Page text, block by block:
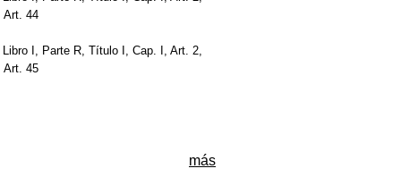
Art. 44
I, Parte R, Título I, Cap. I, Art. 2,
Art. 45
más